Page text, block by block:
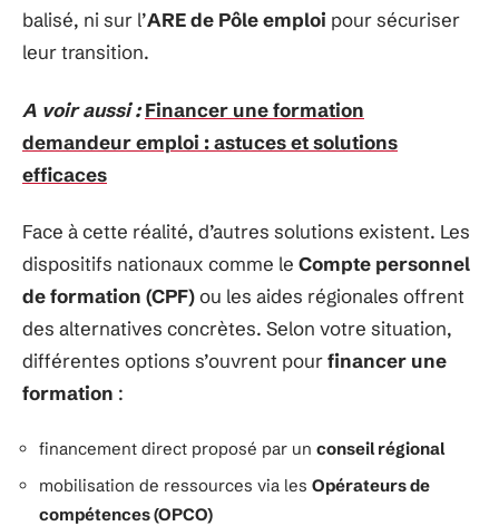
balisé, ni sur l’ARE de Pôle emploi pour sécuriser
leur transition.
A voir aussi : Financer une formation
demandeur emploi : astuces et solutions
efficaces
Face à cette réalité, d’autres solutions existent. Les
dispositifs nationaux comme le Compte personnel
de formation (CPF)ou les aides régionales offrent
des alternatives concrètes. Selon votre situation,
différentes options s’ouvrent pourfinancer une
formation :
financement direct proposé par un conseil régional
mobilisation de ressources via les Opérateurs de
compétences (OPCO)